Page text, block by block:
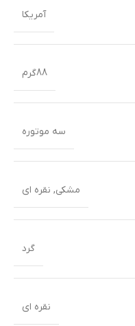
آمریکا
88گرم
سه موتوره
مشکی, نقره ای
گرد
نقره ای